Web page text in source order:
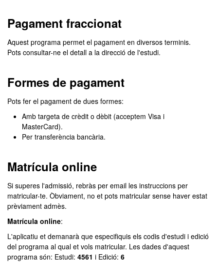
Pagament fraccionat
Aquest programa permet el pagament en diversos terminis.
Pots consultar-ne el detall a la direcció de l'estudi.
Formes de pagament
Pots fer el pagament de dues formes:
Amb targeta de crèdit o dèbit (acceptem Visa i
MasterCard).
Per transferència bancària.
Matrícula online
Si superes l'admissió, rebràs per email les instruccions per
matricular-te. Òbviament, no et pots matricular sense haver estat
prèviament admès.
Matrícula online:
L'aplicatiu et demanarà que especifiquis els codis d'estudi i edició
del programa al qual et vols matricular. Les dades d'aquest
programa són: Estudi: 4561 i Edició: 6